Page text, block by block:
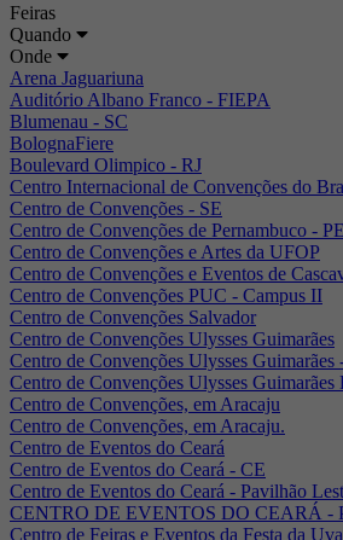
Feiras
Quando
Onde
Arena Jaguariuna
Auditório Albano Franco - FIEPA
Blumenau - SC
BolognaFiere
Boulevard Olimpico - RJ
Centro Internacional de Convenções do
Centro de Convenções - SE
Centro de Convenções de Pernambuco - PE
Centro de Convenções e Artes da UFOP
Centro de Convenções e Eventos de
Centro de Convenções PUC - Campus II
Centro de Convenções Salvador
Centro de Convenções Ulysses Guimarães
Centro de Convenções Ulysses Guimarães
Centro de Convenções Ulysses
Centro de Convenções, em Aracaju
Centro de Convenções, em Aracaju.
Centro de Eventos do Ceará
Centro de Eventos do Ceará - CE
Centro de Eventos do Ceará - Pavilhão
CENTRO DE EVENTOS DO CEARÁ -
Centro de Feiras e Eventos da Festa da Uva